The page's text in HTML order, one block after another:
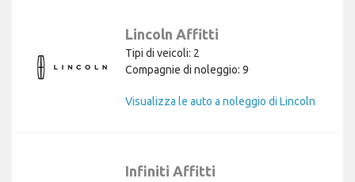
Lincoln Affitti
Tipi di veicoli: 2
Compagnie di noleggio: 9
Visualizza le auto a noleggio di Lincoln
Infiniti Affitti